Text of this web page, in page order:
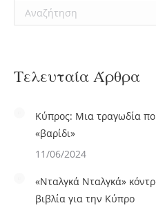
Search:
Τελευταία Άρθρα
Κύπρος: Μια τραγωδία
«βαρίδι»
11/06/2024
«Νταλγκά Νταλγκά»
βιβλία για την Κύπρο